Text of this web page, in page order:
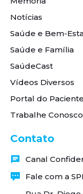
Notícias
Saúde e Bem-
Saúde e Família
SaúdeCast
Vídeos Diversos
Portal do Paciente
Trabalhe Conosco
Contato
Canal
Fale com a